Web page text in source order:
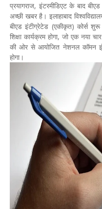
प्रयागराज, इंटरमीडिएट के बाद
अच्छी खबर है। इलाहाबाद
बीएड इंटीग्रेटेड (एकीकृत) कोर्स
शिक्षा कार्यक्रम होगा, जो एक नया
की ओर से आयोजित नेशनल कॉमन
होगा।